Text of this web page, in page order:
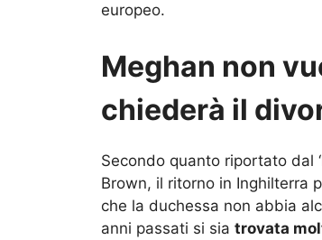
europeo.
Meghan non
chiederà il
Secondo quanto riportato dal ‘
Brown, il ritorno in Inghilterra
che la duchessa non abbia
anni passati si sia trovata